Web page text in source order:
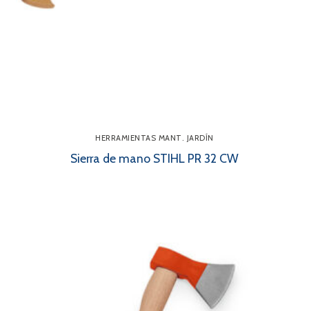
HERRAMIENTAS MANT. JARDÍN
Sierra de mano STIHL PR 32 CW